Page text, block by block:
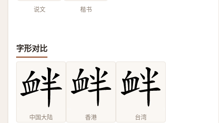
说文 楷书
字形对比
中国大陆 香港 台湾